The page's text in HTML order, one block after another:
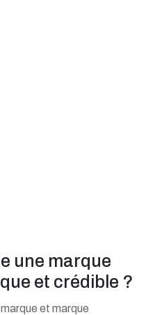
une marque
et crédible ?
et marque